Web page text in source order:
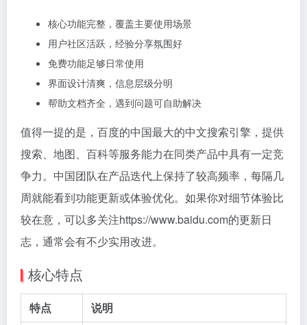
核心功能完整，覆盖主要使用场景
用户社区活跃，经验分享氛围好
免费功能足够日常使用
界面设计清爽，信息层级分明
帮助文档齐全，遇到问题可自助解决
值得一提的是，百度的中国最大的中文搜索引擎，提供
搜索、地图、百科等服务能力在同类产品中具有一定竞
争力。中国团队在产品迭代上保持了较高频率，每隔几
周就能看到功能更新或体验优化。如果你对细节体验比
较在意，可以多关注https://www.baidu.com的更新日
志，通常会有不少实用改进。
核心特点
特点
说明